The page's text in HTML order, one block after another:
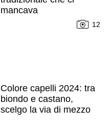
mancava
12
Colore capelli 2024: tra
biondo e castano,
scelgo la via di mezzo